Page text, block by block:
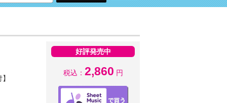
好評発売中
税込： 2,860 円